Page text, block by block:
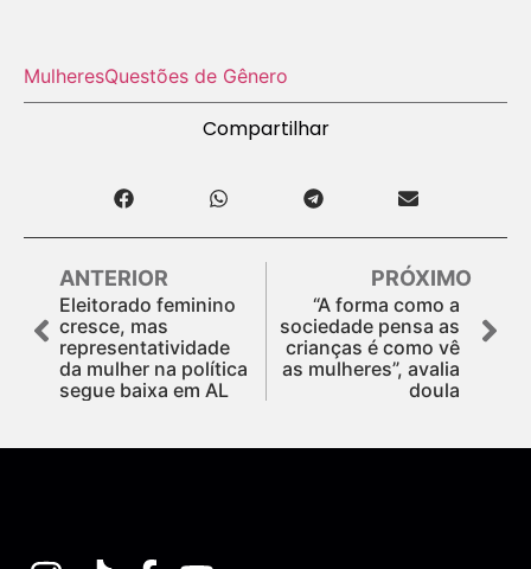
MulheresQuestões de Gênero
Compartilhar
ANTERIOR
Eleitorado feminino
cresce, mas
representatividade
da mulher na política
segue baixa em AL
PRÓXIMO
“A forma como a
sociedade pensa as
crianças é como vê
as mulheres”, avalia
doula